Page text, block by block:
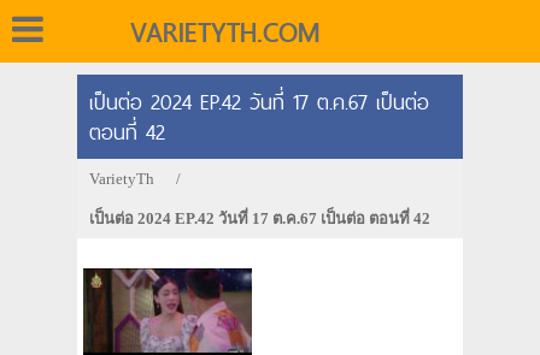
VARIETYTH.COM
เป็นต่อ 2024 EP.42 วันที่ 17 ต.ค.67 เป็นต่อ
ตอนที่ 42
VarietyTh /
เป็นต่อ 2024 EP.42 วันที่ 17 ต.ค.67 เป็นต่อ ตอนที่ 42